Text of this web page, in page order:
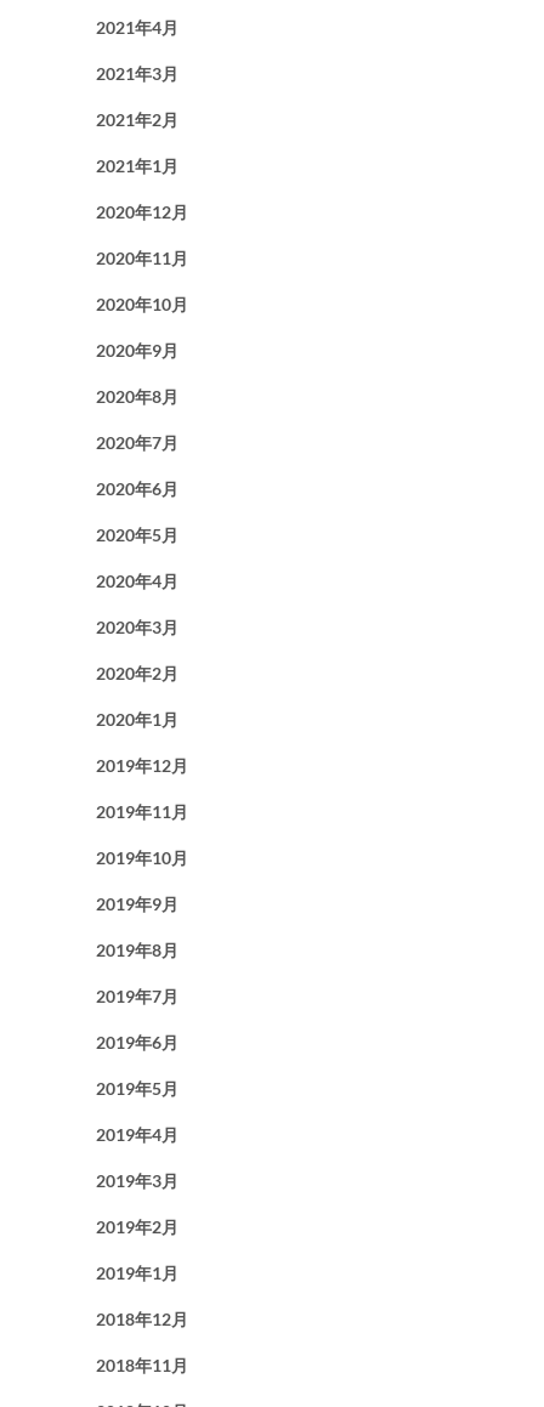
2021年4月
2021年3月
2021年2月
2021年1月
2020年12月
2020年11月
2020年10月
2020年9月
2020年8月
2020年7月
2020年6月
2020年5月
2020年4月
2020年3月
2020年2月
2020年1月
2019年12月
2019年11月
2019年10月
2019年9月
2019年8月
2019年7月
2019年6月
2019年5月
2019年4月
2019年3月
2019年2月
2019年1月
2018年12月
2018年11月